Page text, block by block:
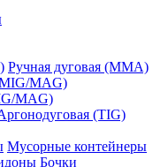
Ручная дуговая (MMA)
MAG)
(TIG)
Мусорные контейнеры
Бочки